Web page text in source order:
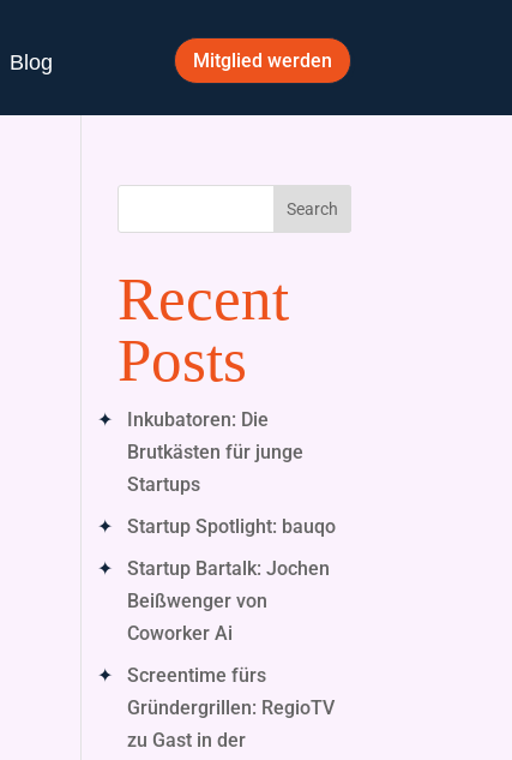
Blog Mitglied werden
Search
Recent
Posts
Inkubatoren: Die
Brutkästen für junge
Startups
Startup Spotlight: bauqo
Startup Bartalk: Jochen
Beißwenger von
Coworker Ai
Screentime fürs
Gründergrillen: RegioTV
zu Gast in der